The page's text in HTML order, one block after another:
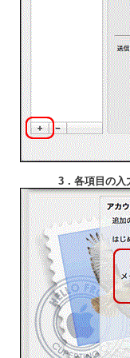
3．各項目の入